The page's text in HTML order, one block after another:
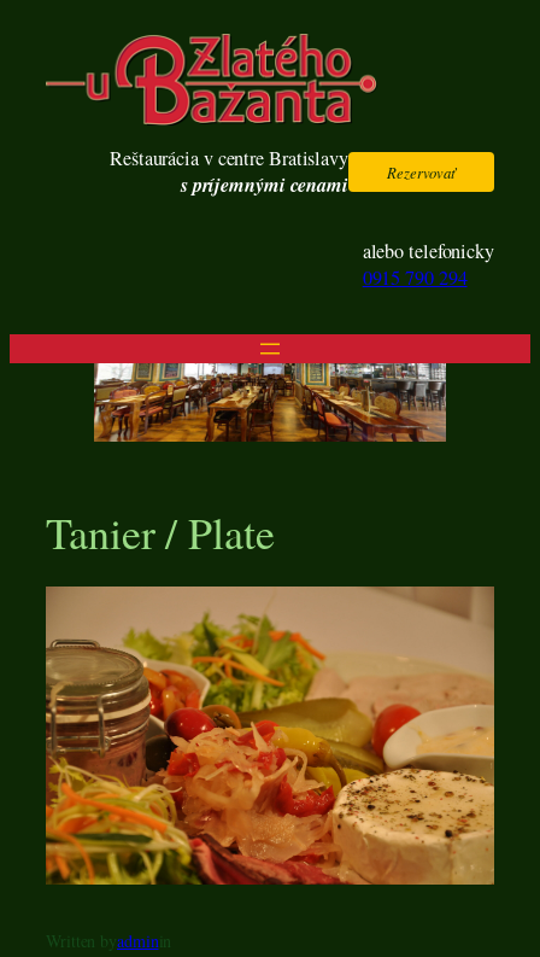
obsah
Reštaurácia v centre Bratislavy
s príjemnými cenami Rezervovať
alebo telefonicky
0915 790 294
Tanier / Plate
Written byadminin